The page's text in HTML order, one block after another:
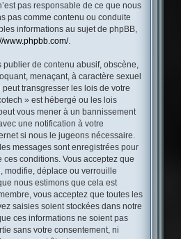
pas responsable de ce que nous
pas comme contenu ou conduite
informations au sujet de phpBB,
www.phpbb.com/.
publier de contenu abusif, obscène,
menaçant, à caractère sexuel
transgresser les lois de votre
» est hébergé ou les lois
vous mener à un bannissement
une notification à votre
si nous le jugeons nécessaire.
messages sont enregistrées pour
conditions. Vous acceptez que
modifie, déplace ou verrouille
nous estimons que cela est
vous acceptez que toutes les
saisies soient stockées dans notre
ces informations ne soient pas
sans votre consentement, ni